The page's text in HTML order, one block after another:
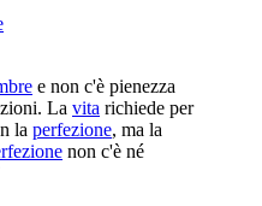
e non c'è pienezza
La vita richiede per
la perfezione, ma la
non c'è né